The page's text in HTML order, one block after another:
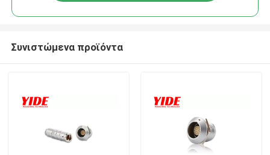
Συνιστώμενα προϊόντα